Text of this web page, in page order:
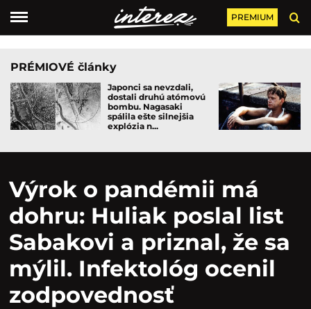
PREMIUM
PRÉMIOVÉ články
Japonci sa nevzdali,
dostali druhú atómovú
bombu. Nagasaki
spálila ešte silnejšia
explózia n...
Výrok o pandémii má
dohru: Huliak poslal list
Sabakovi a priznal, že sa
mýlil. Infektológ ocenil
zodpovednosť